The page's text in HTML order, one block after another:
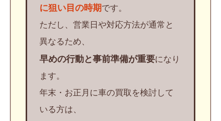
に狙い目の時期です。
ただし、営業日や対応方法が通常と
異なるため、
早めの行動と事前準備が重要になり
ます。
年末・お正月に車の買取を検討して
いる方は、